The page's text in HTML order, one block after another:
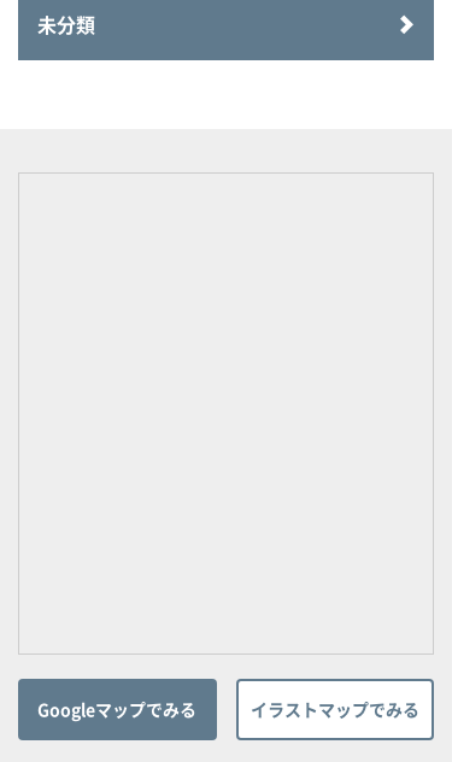
未分類
Googleマップでみる イラストマップでみる